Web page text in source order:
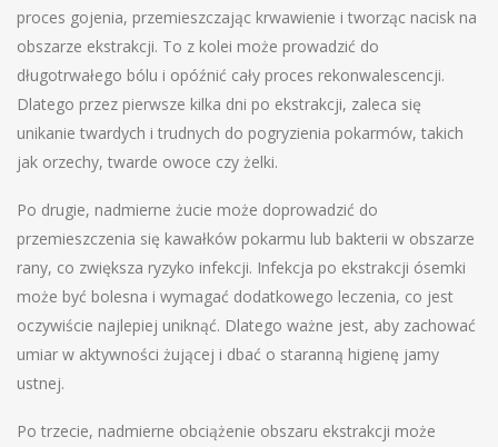
proces gojenia, przemieszczając krwawienie i tworząc nacisk na
obszarze ekstrakcji. To z kolei może prowadzić do
długotrwałego bólu i opóźnić cały proces rekonwalescencji.
Dlatego przez pierwsze kilka dni po ekstrakcji, zaleca się
unikanie twardych i trudnych do pogryzienia pokarmów, takich
jak orzechy, twarde owoce czy żelki.
Po drugie, nadmierne żucie może doprowadzić do
przemieszczenia się kawałków pokarmu lub bakterii w obszarze
rany, co zwiększa ryzyko infekcji. Infekcja po ekstrakcji ósemki
może być bolesna i wymagać dodatkowego leczenia, co jest
oczywiście najlepiej uniknąć. Dlatego ważne jest, aby zachować
umiar w aktywności żującej i dbać o staranną higienę jamy
ustnej.
Po trzecie, nadmierne obciążenie obszaru ekstrakcji może